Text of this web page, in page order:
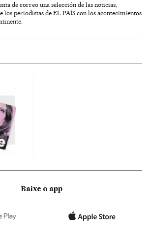
de correo una selección de las noticias,
los periodistas de EL PAÍS con los acontecimientos
Baixe o app